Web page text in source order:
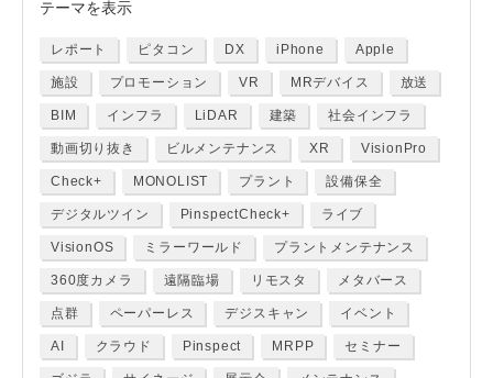
テーマを表示
レポート ピタコン DX iPhone Apple
施設 プロモーション VR MRデバイス 放送
BIM インフラ LiDAR 建築 社会インフラ
動画切り抜き ビルメンテナンス XR VisionPro
Check+ MONOLIST プラント 設備保全
デジタルツイン PinspectCheck+ ライブ
VisionOS ミラーワールド プラントメンテナンス
360度カメラ 遠隔臨場 リモスタ メタバース
点群 ペーパーレス デジスキャン イベント
AI クラウド Pinspect MRPP セミナー